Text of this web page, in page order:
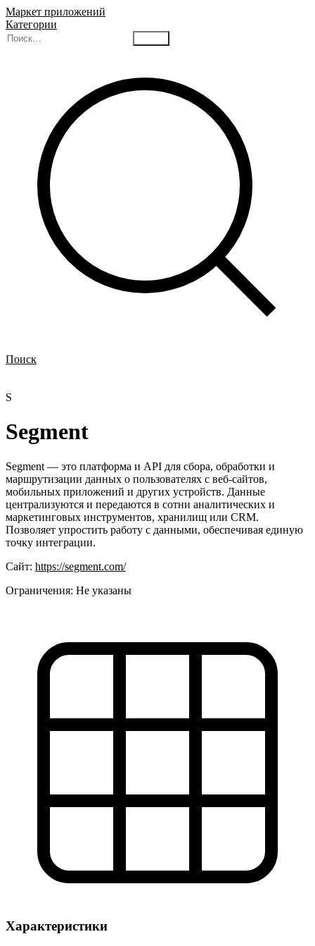
Маркет приложений
Категории
Поиск
S
Segment
Segment — это платформа и API для сбора, обработки и
маршрутизации данных о пользователях с веб-сайтов,
мобильных приложений и других устройств. Данные
централизуются и передаются в сотни аналитических и
маркетинговых инструментов, хранилищ или CRM.
Позволяет упростить работу с данными, обеспечивая единую
точку интеграции.
Сайт: https://segment.com/
Ограничения: Не указаны
Характеристики